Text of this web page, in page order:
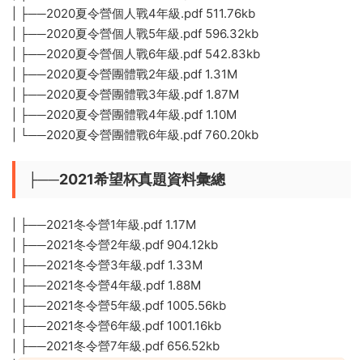
| ├──2020夏令營個人戰4年級.pdf 511.76kb
| ├──2020夏令營個人戰5年級.pdf 596.32kb
| ├──2020夏令營個人戰6年級.pdf 542.83kb
| ├──2020夏令營團體戰2年級.pdf 1.31M
| ├──2020夏令營團體戰3年級.pdf 1.87M
| ├──2020夏令營團體戰4年級.pdf 1.10M
| └──2020夏令營團體戰6年級.pdf 760.20kb
├──2021希望杯真題資料彙總
| ├──2021冬令營1年級.pdf 1.17M
| ├──2021冬令營2年級.pdf 904.12kb
| ├──2021冬令營3年級.pdf 1.33M
| ├──2021冬令營4年級.pdf 1.88M
| ├──2021冬令營5年級.pdf 1005.56kb
| ├──2021冬令營6年級.pdf 1001.16kb
| ├──2021冬令營7年級.pdf 656.52kb